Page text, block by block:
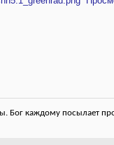
Бог каждому посылает